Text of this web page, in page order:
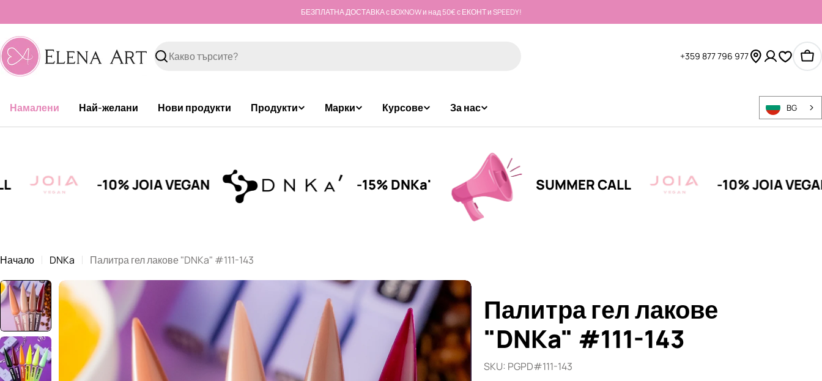
съдържанието
БЕЗПЛАТНА ДОСТАВКА с BOXNOW и над 50€ с ЕКОНТ и SPEEDY!
Търсене
+359 877 796 977
Намалени Най-желани Нови продукти Продукти Марки Курсове За нас BG
-10% JOIA VEGAN -15% DNKa' SUMMER CALL -10% JOIA VEGAN
Начало DNKa Палитра гел лакове "DNKa" #111-143
Палитра гел лакове
"DNKa" #111-143
SKU: PGPD#111-143